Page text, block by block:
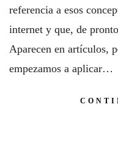
referencia a esos
internet y que, de
Aparecen en artículos,
empezamos a aplicar…